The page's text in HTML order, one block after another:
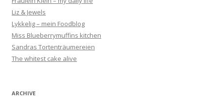
Liz & Jewels
Lykkelig – mein Foodblog
Miss Blueberrymuffins kitchen
Sandras Tortenträumereien
The whitest cake alive
ARCHIVE